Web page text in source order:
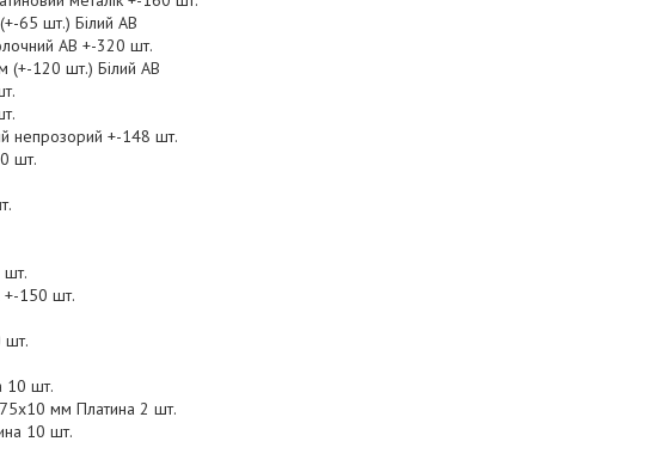
65 шт.) Білий АВ
АВ +-320 шт.
(+-120 шт.) Білий АВ
непрозорий +-148 шт.
шт.
шт.
+-150 шт.
шт.
10 шт.
мм Платина 2 шт.
10 шт.